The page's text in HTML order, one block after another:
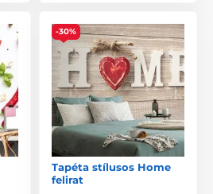
-30%
Tapéta stílusos Home
felirat